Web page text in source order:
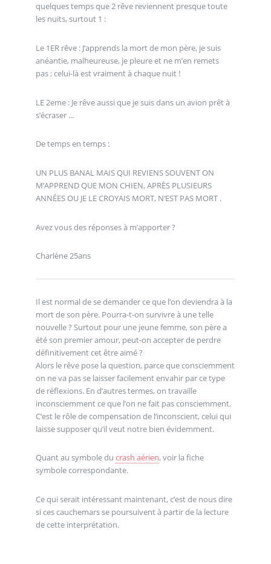
quelques temps que 2 rêve reviennent presque toute
les nuits, surtout 1 :
Le 1ER rêve : J’apprends la mort de mon père, je suis
anéantie, malheureuse, je pleure et ne m’en remets
pas ; celui-là est vraiment à chaque nuit !
LE 2eme : Je rêve aussi que je suis dans un avion prêt à
s’écraser ...
De temps en temps :
UN PLUS BANAL MAIS QUI REVIENS SOUVENT ON
M’APPREND QUE MON CHIEN, APRÈS PLUSIEURS
ANNÉES OU JE LE CROYAIS MORT, N’EST PAS MORT .
Avez vous des réponses à m’apporter ?
Charlène 25ans
Il est normal de se demander ce que l’on deviendra à la
mort de son père. Pourra-t-on survivre à une telle
nouvelle ? Surtout pour une jeune femme, son père a
été son premier amour, peut-on accepter de perdre
définitivement cet être aimé ?
Alors le rêve pose la question, parce que consciemment
on ne va pas se laisser facilement envahir par ce type
de réflexions. En d’autres termes, on travaille
inconsciemment ce que l’on ne fait pas consciemment.
C’est le rôle de compensation de l’inconscient, celui qui
laisse supposer qu’il veut notre bien évidemment.
Quant au symbole du crash aérien, voir la fiche
symbole correspondante.
Ce qui serait intéressant maintenant, c’est de nous dire
si ces cauchemars se poursuivent à partir de la lecture
de cette interprétation.